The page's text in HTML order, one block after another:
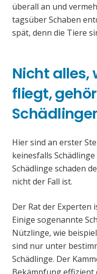
überall an und
tagsüber Schaben
spät, denn die Tiere
Nicht alles,
fliegt,
Hier sind an erster
keinesfalls
Schädlinge schaden
nicht der Fall ist.
Der Rat der Experten
Einige sogenannte
Nützlinge, wie
sind nur unter
Schädlinge. Der